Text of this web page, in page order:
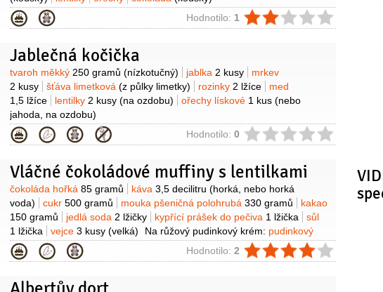
Kategorie Hodnotilo: 1
Jablečná kočička
Suroviny
tvaroh měkký 250 gramů (nízkotučný) jablka 2 kusy
mrkev
2 kusy
šťáva limetková (z půlky limetky) rozinky 2 lžíce
med
1,5 lžíce
lentilky 2 kusy (na ozdobu) ořechy lískové 1 kus (nebo
jahoda, na ozdobu)
Kategorie Hodnotilo: 0
Vláčné čokoládové muffiny s lentilkami
Suroviny
čokoláda hořká 85 gramů káva 3,5 decilitru (horká, nebo horká
voda)
cukr 500 gramů mouka pšeničná polohrubá 330 gramů
kakao
150 gramů
jedlá soda 2 lžičky kypřící prášek do pečiva 1 lžička
sůl
1 lžička
vejce 3 kusy (velká) Na růžový pudinkový krém: pudinkový
prášek vanilkový
5 decilitrů cukr40 gramů
máslo
150 gramů (nebo trochu více, až 200 g) potravinářské barvivo(růžové)
chuti)
Kategorie Hodnotilo: 2